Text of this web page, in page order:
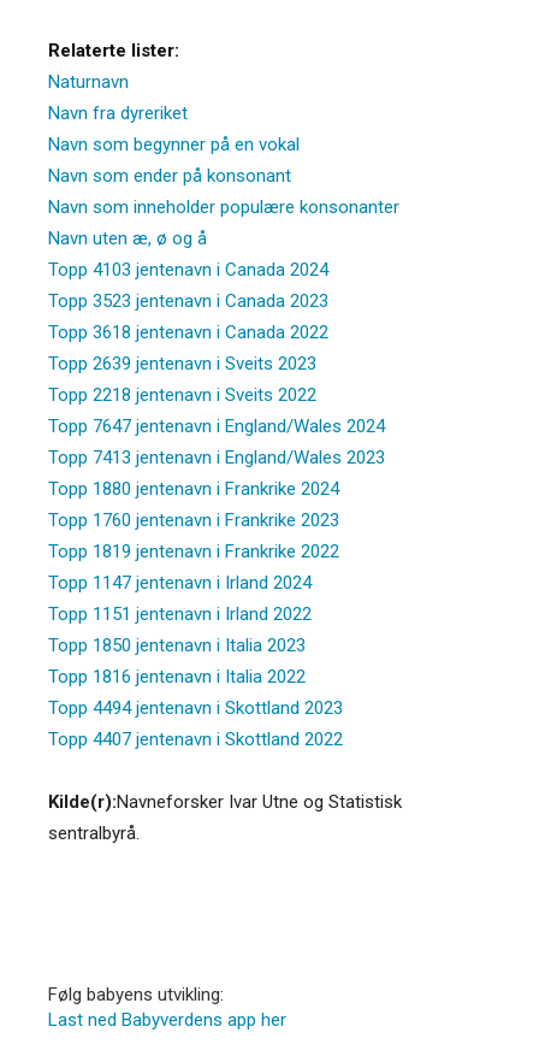
Relaterte lister:
Naturnavn
Navn fra dyreriket
Navn som begynner på en vokal
Navn som ender på konsonant
Navn som inneholder populære konsonanter
Navn uten æ, ø og å
Topp 4103 jentenavn i Canada 2024
Topp 3523 jentenavn i Canada 2023
Topp 3618 jentenavn i Canada 2022
Topp 2639 jentenavn i Sveits 2023
Topp 2218 jentenavn i Sveits 2022
Topp 7647 jentenavn i England/Wales 2024
Topp 7413 jentenavn i England/Wales 2023
Topp 1880 jentenavn i Frankrike 2024
Topp 1760 jentenavn i Frankrike 2023
Topp 1819 jentenavn i Frankrike 2022
Topp 1147 jentenavn i Irland 2024
Topp 1151 jentenavn i Irland 2022
Topp 1850 jentenavn i Italia 2023
Topp 1816 jentenavn i Italia 2022
Topp 4494 jentenavn i Skottland 2023
Topp 4407 jentenavn i Skottland 2022
Kilde(r):Navneforsker Ivar Utne og Statistisk
sentralbyrå.
Følg babyens utvikling:
Last ned Babyverdens app her